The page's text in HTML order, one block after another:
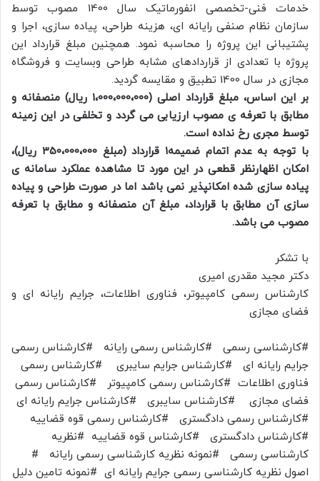
خدمات فنی-تخصصی انفورماتیک سال 1400 مصوب توسط
سازمان نظام صنفی رایانه ای، هزینه طراحی، پیاده سازی، اجرا و
پشتیبانی این پروژه را محاسبه نمود. همچنین مبلغ قرارداد این
پروژه با تعدادی از قراردادهای مشابه طراحی وبسایت و فروشگاه
مجازی در سال 1400 تطبیق و مقایسه گردید.
بر این اساس، مبلغ قرارداد اصلی (1،000،000،000 ریال) منصفانه و
مطابق با تعرفه ­ی مصوب ارزیابی می گردد و تخلفی در این زمینه
توسط مجری رخ نداده است.
با توجه به عدم اتمام ضمیمه1 قرارداد (مبلغ 350،000،000 ریال)،
امکان اظهارنظر قطعی در این مورد تا مشاهده عملکرد سامانه ی
پیاده سازی شده امکانپذیر نمی باشد اما در صورت طراحی و پیاده
سازی آن مطابق با قرارداد، مبلغ آن منصفانه و مطابق با تعرفه
مصوب می باشد.
با تشکر
دکتر مجید مقدری امیری
کارشناس رسمی کامپیوتر، فناوری اطلاعات، جرایم رایانه ای و
فضای مجازی
#کارشناسی رسمی #کارشناس رسمی رایانه #کارشناس رسمی
جرایم رایانه ای #کارشناس جرایم سایبری #کارشناس رسمی
فناوری اطلاعات #کارشناس رسمی کامپیوتر #کارشناس رسمی
فضای مجازی #کارشناس سایبری #کارشناس جرایم رایانه ای
#کارشناس رسمی دادگستری #کارشناس رسمی قوه قضاییه
#کارشناس دادگستری #کارشناس قوه قضاییه #نظریه
کارشناسی رسمی #نمونه نظریه کارشناسی رسمی رایانه #
اصول نظریه کارشناسی رسمی جرایم رایانه ای #نمونه تامین دلیل